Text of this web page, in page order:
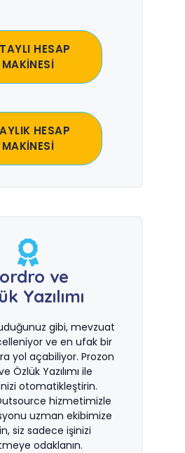
HESAP
MAKİNESİ
HESAP
MAKİNESİ
ve
Yazılımı
gibi, mevzuat
ve en ufak bir
yol açabiliyor. Prozon
Özlük Yazılımı ile
otomatikleştirin.
hizmetimizle
uzman ekibimize
siz sadece işinizi
odaklanın.